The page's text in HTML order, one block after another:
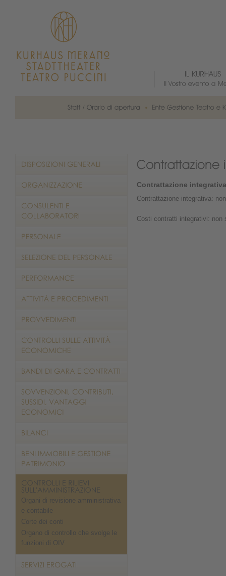
Organi di revisione amministrativa
e contabile
Corte dei conti
Organo di controllo che svolge le
funzioni di OIV
Contrattazione integrativa
Contrattazione integrativa:
Costi contratti integrativi: non